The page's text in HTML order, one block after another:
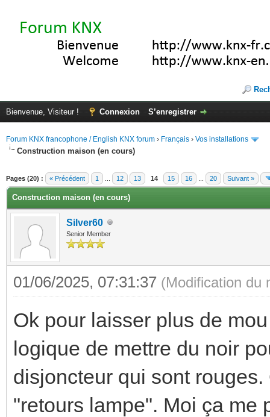
Bienvenue, Visiteur ! Connexion S’enregistrer
Forum KNX francophone / English KNX forum › Français › Vos installations
Construction maison (en cours)
Pages (20) : « Précédent 1 12 13 14 15 16 20 Suivant »
Construction maison (en cours)
Silver60
Senior Member
01/06/2025, 07:31:37 (Modification du
Ok pour laisser plus de
logique de mettre du noir
disjoncteur qui sont
"retours lampe". Moi ça me